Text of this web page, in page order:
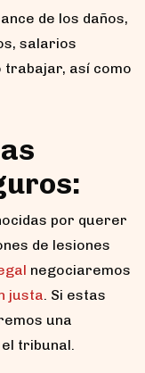
de los daños,
salarios
trabajar, así como
por querer
de lesiones
negociaremos
justa . Si estas
una
tribunal.